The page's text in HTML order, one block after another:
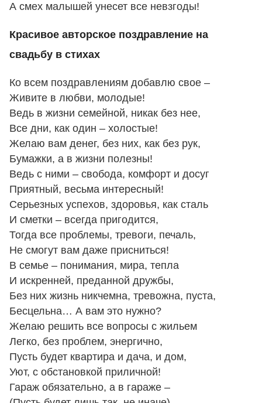
А смех малышей унесет все невзгоды!
Красивое авторское поздравление на
свадьбу в стихах
Ко всем поздравлениям добавлю свое –
Живите в любви, молодые!
Ведь в жизни семейной, никак без нее,
Все дни, как один – холостые!
Желаю вам денег, без них, как без рук,
Бумажки, а в жизни полезны!
Ведь с ними – свобода, комфорт и досуг
Приятный, весьма интересный!
Серьезных успехов, здоровья, как сталь
И сметки – всегда пригодится,
Тогда все проблемы, тревоги, печаль,
Не смогут вам даже присниться!
В семье – понимания, мира, тепла
И искренней, преданной дружбы,
Без них жизнь никчемна, тревожна, пуста,
Бесцельна… А вам это нужно?
Желаю решить все вопросы с жильем
Легко, без проблем, энергично,
Пусть будет квартира и дача, и дом,
Уют, с обстановкой приличной!
Гараж обязательно, а в гараже –